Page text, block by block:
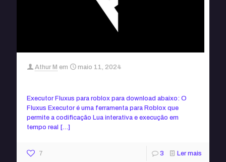
Athur M em maio 11, 2024
Executor Fluxus para roblox para download abaixo: O
Fluxus Executor é uma ferramenta para Roblox que
permite a codificação Lua interativa e execução em
tempo real
[…]
7 3 Ler mais